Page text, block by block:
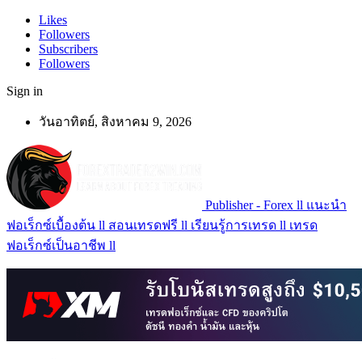
Likes
Followers
Subscribers
Followers
Sign in
วันอาทิตย์, สิงหาคม 9, 2026
Publisher - Forex ll แนะนำ
ฟอเร็กซ์เบื้องต้น ll สอนเทรดฟรี ll เรียนรู้การเทรด ll เทรด
ฟอเร็กซ์เป็นอาชีพ ll